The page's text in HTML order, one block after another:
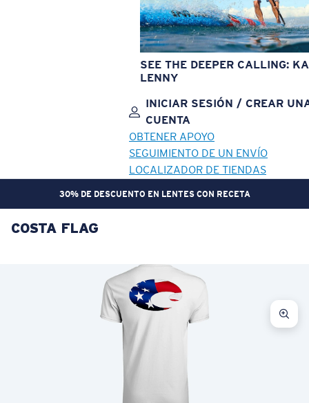
SEE THE DEEPER CALLING:
LENNY
INICIAR SESIÓN / CREAR
CUENTA
OBTENER APOYO
SEGUIMIENTO DE UN ENVÍO
LOCALIZADOR DE TIENDAS
30% DE DESCUENTO EN LENTES CON RECETA
OBJETIVO ACTUALIZADO
Precio:
Precio: Sin cargo
Cantidad:
COSTA FLAG